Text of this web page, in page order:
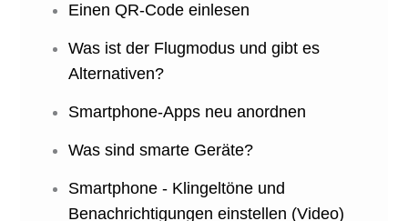
Einen QR-Code einlesen
Was ist der Flugmodus und gibt es
Alternativen?
Smartphone-Apps neu anordnen
Was sind smarte Geräte?
Smartphone - Klingeltöne und
Benachrichtigungen einstellen (Video)